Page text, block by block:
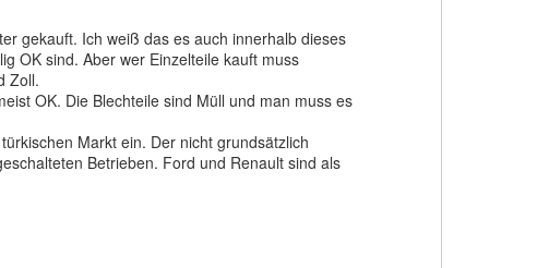
gekauft. Ich weiß das es auch innerhalb dieses
OK sind. Aber wer Einzelteile kauft muss
Zoll.
OK. Die Blechteile sind Müll und man muss es
Markt ein. Der nicht grundsätzlich
Betrieben. Ford und Renault sind als